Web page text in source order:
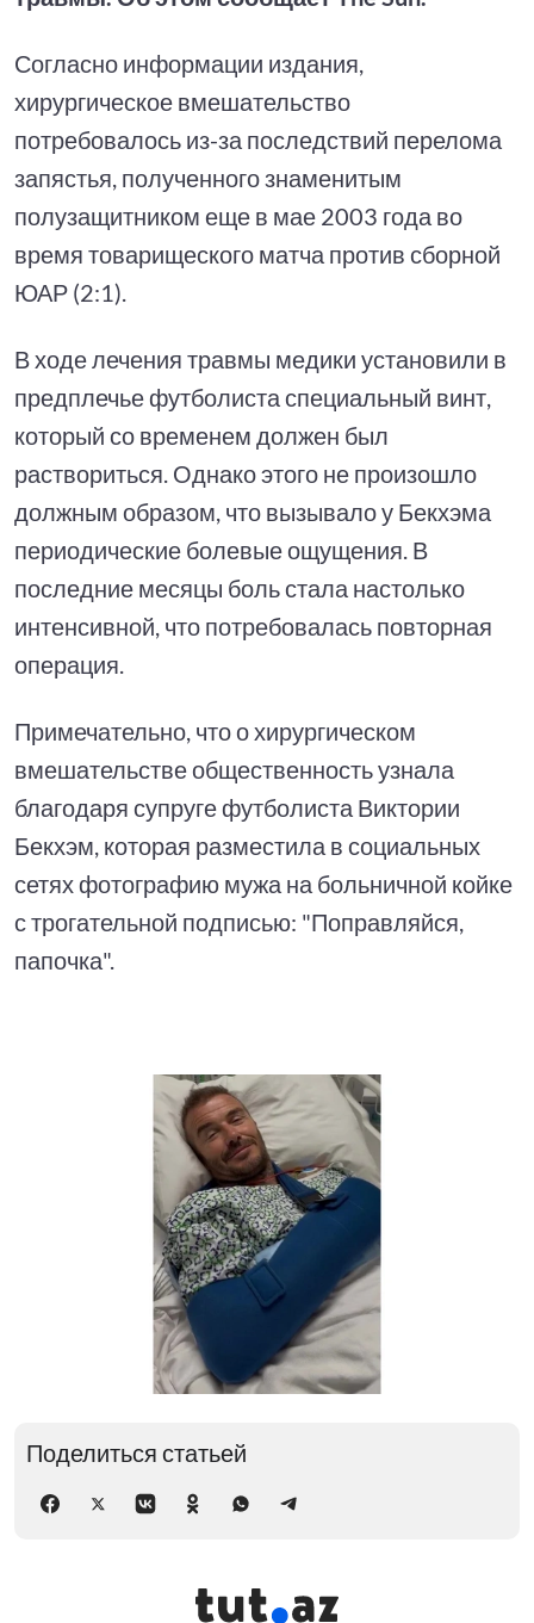
Согласно информации издания,
хирургическое вмешательство
потребовалось из-за последствий перелома
запястья, полученного знаменитым
полузащитником еще в мае 2003 года во
время товарищеского матча против сборной
ЮАР (2:1).
В ходе лечения травмы медики установили в
предплечье футболиста специальный винт,
который со временем должен был
раствориться. Однако этого не произошло
должным образом, что вызывало у Бекхэма
периодические болевые ощущения. В
последние месяцы боль стала настолько
интенсивной, что потребовалась повторная
операция.
Примечательно, что о хирургическом
вмешательстве общественность узнала
благодаря супруге футболиста Виктории
Бекхэм, которая разместила в социальных
сетях фотографию мужа на больничной койке
с трогательной подписью: "Поправляйся,
папочка".
Поделиться статьей